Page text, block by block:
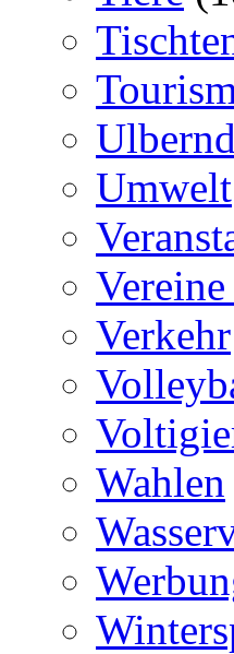
Umwelt
Verkehr
Wahlen